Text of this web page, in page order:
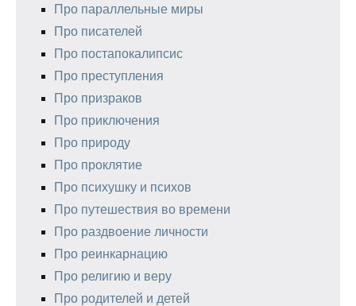
Про параллельные миры
Про писателей
Про постапокалипсис
Про преступления
Про призраков
Про приключения
Про природу
Про проклятие
Про психушку и психов
Про путешествия во времени
Про раздвоение личности
Про реинкарнацию
Про религию и веру
Про родителей и детей